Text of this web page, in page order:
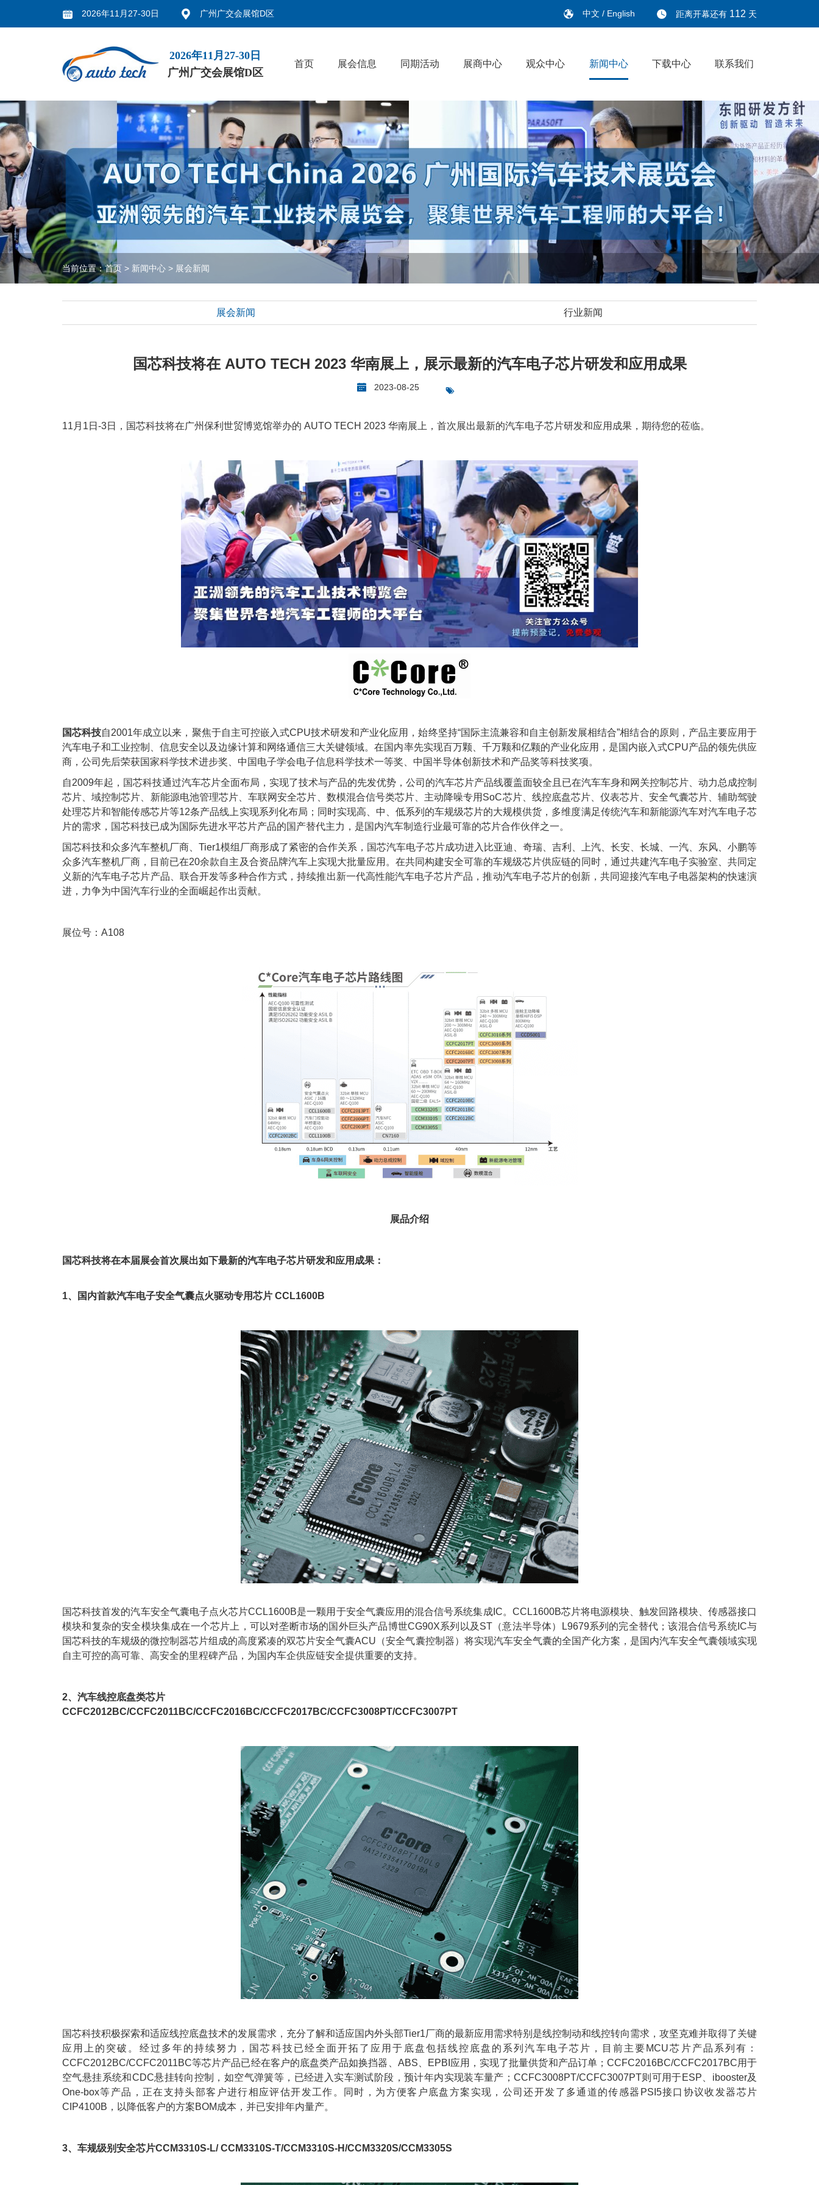
2026年11月27-30日 广州广交会展馆D区 中文 / English 距离开幕还有 112 天
2026年11月27-30日
广州广交会展馆D区
首页 展会信息 同期活动 展商中心 观众中心 新闻中心 下载中心 联系我们
当前位置：首页 > 新闻中心 > 展会新闻
展会新闻 行业新闻
国芯科技将在 AUTO TECH 2023 华南展上，展示最新的汽车电子芯片研发和应用成果
2023-08-25
11月1日-3日，国芯科技将在广州保利世贸博览馆举办的 AUTO TECH 2023 华南展上，首次展出最新的汽车电子芯片研发和应用成果，期待您的莅临。
国芯科技自2001年成立以来，聚焦于自主可控嵌入式CPU技术研发和产业化应用，始终坚持“国际主流兼容和自主创新发展相结合”相结合的原则，产品主要应用于
汽车电子和工业控制、信息安全以及边缘计算和网络通信三大关键领域。在国内率先实现百万颗、千万颗和亿颗的产业化应用，是国内嵌入式CPU产品的领先供应
商，公司先后荣获国家科学技术进步奖、中国电子学会电子信息科学技术一等奖、中国半导体创新技术和产品奖等科技奖项。
自2009年起，国芯科技通过汽车芯片全面布局，实现了技术与产品的先发优势，公司的汽车芯片产品线覆盖面较全且已在汽车车身和网关控制芯片、动力总成控制
芯片、域控制芯片、新能源电池管理芯片、车联网安全芯片、数模混合信号类芯片、主动降噪专用SoC芯片、线控底盘芯片、仪表芯片、安全气囊芯片、辅助驾驶
处理芯片和智能传感芯片等12条产品线上实现系列化布局；同时实现高、中、低系列的车规级芯片的大规模供货，多维度满足传统汽车和新能源汽车对汽车电子芯
片的需求，国芯科技已成为国际先进水平芯片产品的国产替代主力，是国内汽车制造行业最可靠的芯片合作伙伴之一。
国芯科技和众多汽车整机厂商、Tier1模组厂商形成了紧密的合作关系，国芯汽车电子芯片成功进入比亚迪、奇瑞、吉利、上汽、长安、长城、一汽、东风、小鹏等
众多汽车整机厂商，目前已在20余款自主及合资品牌汽车上实现大批量应用。在共同构建安全可靠的车规级芯片供应链的同时，通过共建汽车电子实验室、共同定
义新的汽车电子芯片产品、联合开发等多种合作方式，持续推出新一代高性能汽车电子芯片产品，推动汽车电子芯片的创新，共同迎接汽车电子电器架构的快速演
进，力争为中国汽车行业的全面崛起作出贡献。
展位号：A108
展品介绍
国芯科技将在本届展会首次展出如下最新的汽车电子芯片研发和应用成果：
1、国内首款汽车电子安全气囊点火驱动专用芯片 CCL1600B
国芯科技首发的汽车安全气囊电子点火芯片CCL1600B是一颗用于安全气囊应用的混合信号系统集成IC。CCL1600B芯片将电源模块、触发回路模块、传感器接口
模块和复杂的安全模块集成在一个芯片上，可以对垄断市场的国外巨头产品博世CG90X系列以及ST（意法半导体）L9679系列的完全替代；该混合信号系统IC与
国芯科技的车规级的微控制器芯片组成的高度紧凑的双芯片安全气囊ACU（安全气囊控制器）将实现汽车安全气囊的全国产化方案，是国内汽车安全气囊领域实现
自主可控的高可靠、高安全的里程碑产品，为国内车企供应链安全提供重要的支持。
2、汽车线控底盘类芯片
CCFC2012BC/CCFC2011BC/CCFC2016BC/CCFC2017BC/CCFC3008PT/CCFC3007PT
国芯科技积极探索和适应线控底盘技术的发展需求，充分了解和适应国内外头部Tier1厂商的最新应用需求特别是线控制动和线控转向需求，攻坚克难并取得了关键
应用上的突破。经过多年的持续努力，国芯科技已经全面开拓了应用于底盘包括线控底盘的系列汽车电子芯片，目前主要MCU芯片产品系列有：
CCFC2012BC/CCFC2011BC等芯片产品已经在客户的底盘类产品如换挡器、ABS、EPBI应用，实现了批量供货和产品订单；CCFC2016BC/CCFC2017BC用于
空气悬挂系统和CDC悬挂转向控制，如空气弹簧等，已经进入实车测试阶段，预计年内实现装车量产；CCFC3008PT/CCFC3007PT则可用于ESP、ibooster及
One-box等产品，正在支持头部客户进行相应评估开发工作。同时，为方便客户底盘方案实现，公司还开发了多通道的传感器PSI5接口协议收发器芯片
CIP4100B，以降低客户的方案BOM成本，并已安排年内量产。
3、车规级别安全芯片CCM3310S-L/ CCM3310S-T/CCM3310S-H/CCM3320S/CCM3305S